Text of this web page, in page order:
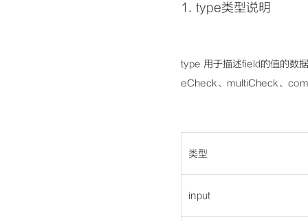
1. type类型说明
type 用于描述field的值的数
eCheck、multiCheck、
类型
input